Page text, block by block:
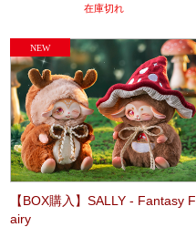
在庫切れ
【BOX購入】SALLY - Fantasy F
airy